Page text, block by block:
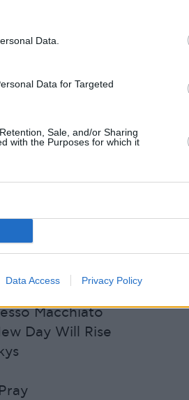
Data.
Data for Targeted
Sale, and/or Sharing
with the Purposes for which it
Data Access Privacy Policy
του τελικού
Macchiato
Day Will Rise